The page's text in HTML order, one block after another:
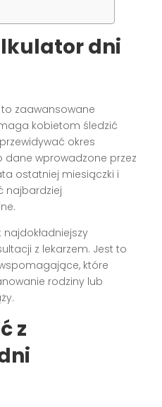
dni
to zaawansowane
kobietom śledzić
okres
dane wprowadzone przez
ostatniej miesiączki i
najbardziej
z lekarzem. Jest to
które
rodziny lub
z